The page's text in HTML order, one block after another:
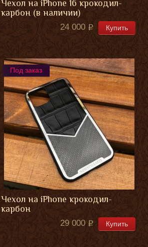
Чехол на iPhone 16 крокодил-
карбон (в наличии)
24 000 Купить
Под заказ
Чехол на iPhone крокодил-
карбон
29 000 Купить